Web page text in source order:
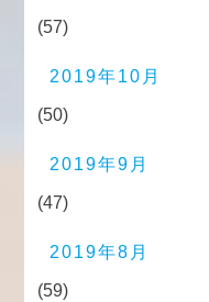
(57)
2019年10月
(50)
2019年9月
(47)
2019年8月
(59)